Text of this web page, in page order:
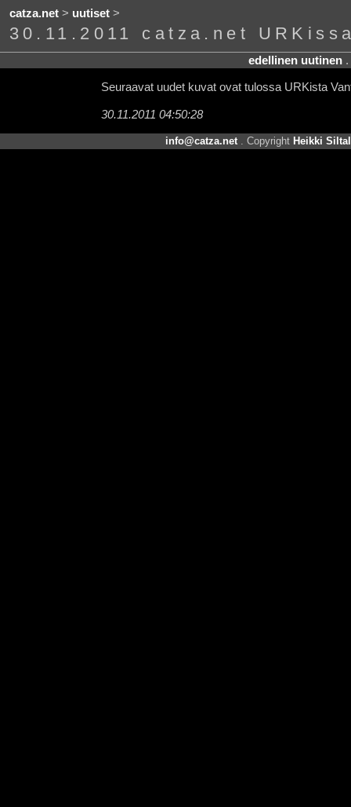
catza.net> uutiset>
30.11.2011 catza.net
edellinen uutinen.
Seuraavat uudet kuvat ovat tulossa URKista
30.11.2011 04:50:28
info@catza.net. Copyright Heikki